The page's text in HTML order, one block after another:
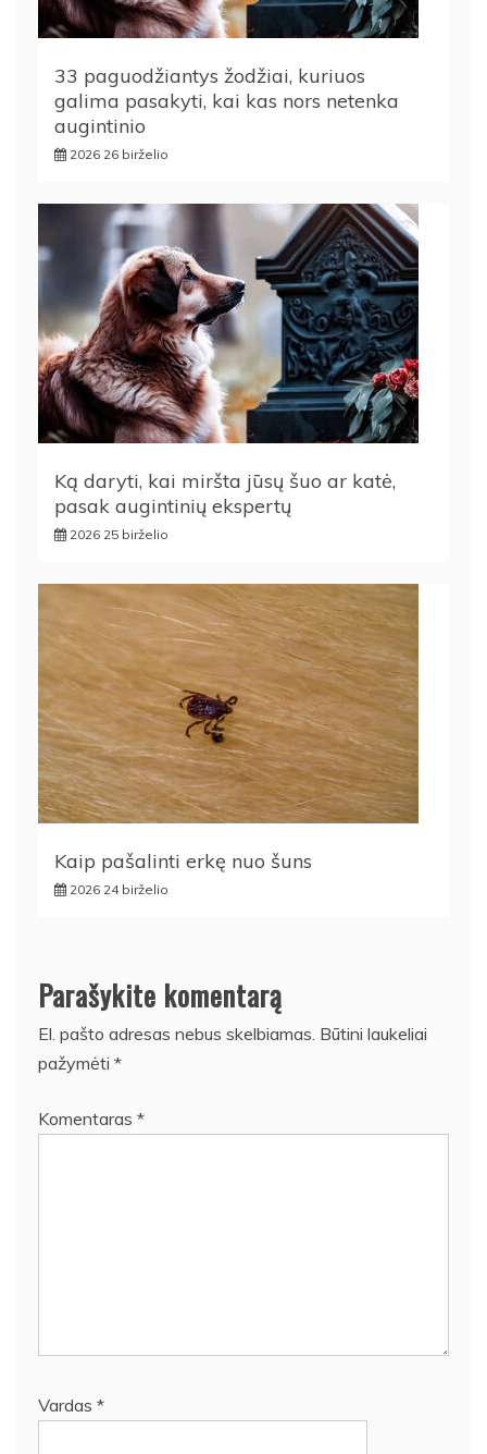
33 paguodžiantys žodžiai, kuriuos
galima pasakyti, kai kas nors netenka
augintinio
2026 26 birželio
Ką daryti, kai miršta jūsų šuo ar katė,
pasak augintinių ekspertų
2026 25 birželio
Kaip pašalinti erkę nuo šuns
2026 24 birželio
Parašykite komentarą
El. pašto adresas nebus skelbiamas. Būtini laukeliai
pažymėti *
Komentaras *
Vardas *